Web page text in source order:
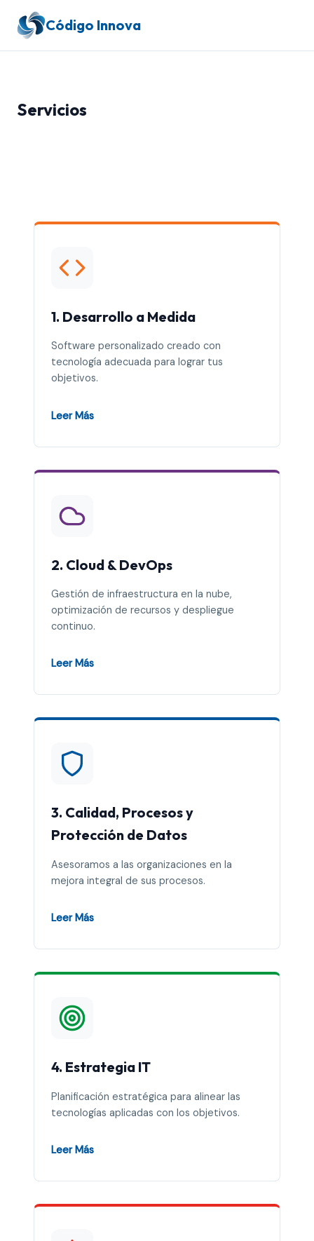
Código Innova
Servicios
1. Desarrollo a Medida
Software personalizado creado con
tecnología adecuada para lograr tus
objetivos.
Leer Más
2. Cloud & DevOps
Gestión de infraestructura en la nube,
optimización de recursos y despliegue
continuo.
Leer Más
3. Calidad, Procesos y
Protección de Datos
Asesoramos a las organizaciones en la
mejora integral de sus procesos.
Leer Más
4. Estrategia IT
Planificación estratégica para alinear las
tecnologías aplicadas con los objetivos.
Leer Más